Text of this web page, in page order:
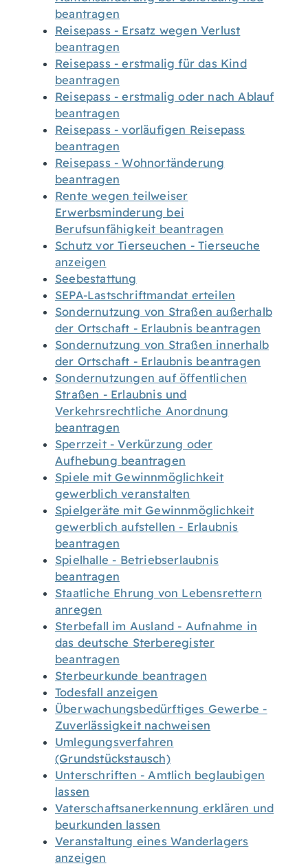
beantragen
Reisepass - Ersatz wegen Verlust
beantragen
Reisepass - erstmalig für das Kind
beantragen
Reisepass - erstmalig oder nach Ablauf
beantragen
Reisepass - vorläufigen Reisepass
beantragen
Reisepass - Wohnortänderung
beantragen
Rente wegen teilweiser
Erwerbsminderung bei
Berufsunfähigkeit beantragen
Schutz vor Tierseuchen - Tierseuche
anzeigen
Seebestattung
SEPA-Lastschriftmandat erteilen
Sondernutzung von Straßen außerhalb
der Ortschaft - Erlaubnis beantragen
Sondernutzung von Straßen innerhalb
der Ortschaft - Erlaubnis beantragen
Sondernutzungen auf öffentlichen
Straßen - Erlaubnis und
Verkehrsrechtliche Anordnung
beantragen
Sperrzeit - Verkürzung oder
Aufhebung beantragen
Spiele mit Gewinnmöglichkeit
gewerblich veranstalten
Spielgeräte mit Gewinnmöglichkeit
gewerblich aufstellen - Erlaubnis
beantragen
Spielhalle - Betriebserlaubnis
beantragen
Staatliche Ehrung von Lebensrettern
anregen
Sterbefall im Ausland - Aufnahme in
das deutsche Sterberegister
beantragen
Sterbeurkunde beantragen
Todesfall anzeigen
Überwachungsbedürftiges Gewerbe -
Zuverlässigkeit nachweisen
Umlegungsverfahren
(Grundstückstausch)
Unterschriften - Amtlich beglaubigen
lassen
Vaterschaftsanerkennung erklären und
beurkunden lassen
Veranstaltung eines Wanderlagers
anzeigen